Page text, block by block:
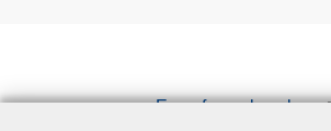
Een afspraak maken